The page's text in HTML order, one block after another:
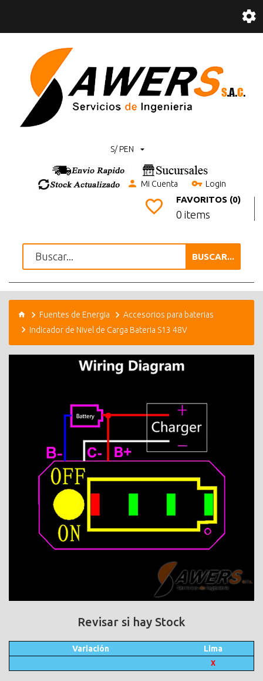
S/ PEN
Mi Cuenta Login
FAVORITOS (0)
0 items
BUSCAR...
Fuentes de Energia
Accesorios para baterias
Indicador de Nivel de Carga Bateria S13 48V
Revisar si hay Stock
Variación Lima
X